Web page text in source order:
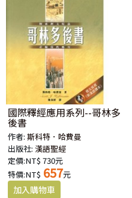
國際釋經應用系列--哥林多
後書
作者:斯科特．哈費曼
出版社: 漢語聖經
定價:NT$ 730元
特價:NT$ 657元